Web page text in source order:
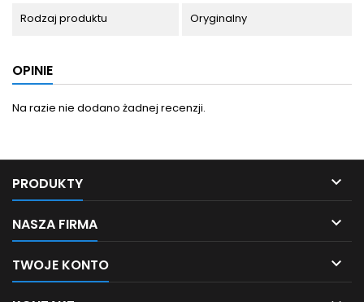
Rodzaj produktu Oryginalny
OPINIE
Na razie nie dodano żadnej recenzji.
PRODUKTY 
NASZA FIRMA 
TWOJE KONTO 